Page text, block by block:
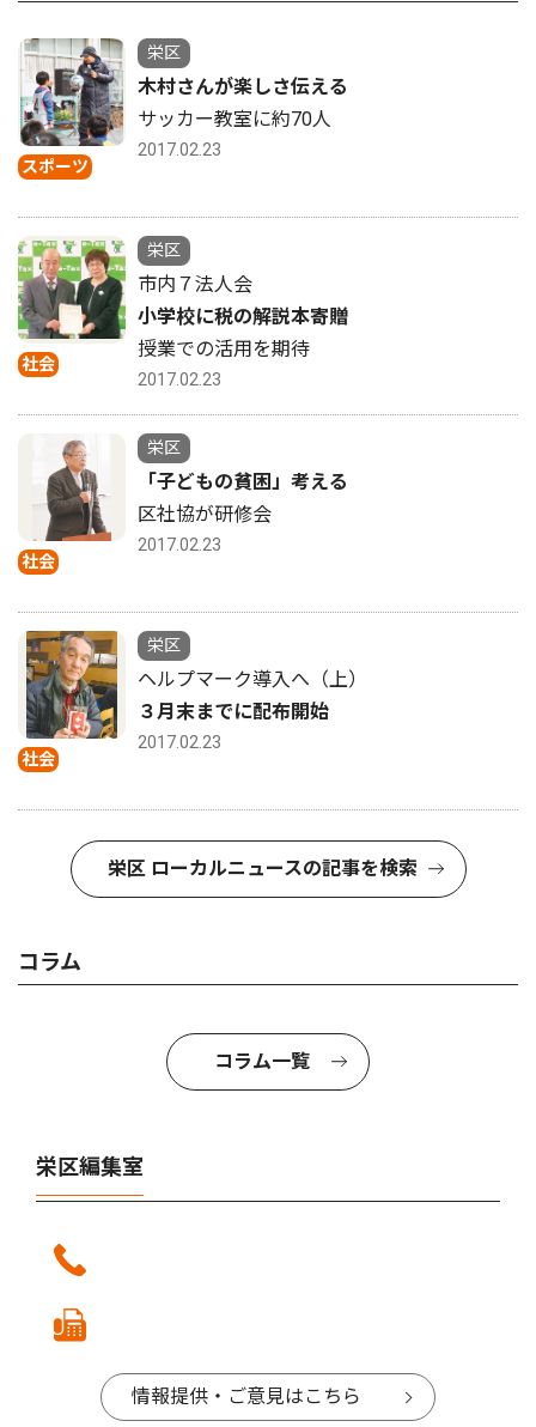
スポーツ
栄区
木村さんが楽しさ伝える
サッカー教室に約70人
2017.02.23
社会
栄区
市内７法人会
小学校に税の解説本寄贈
授業での活用を期待
2017.02.23
社会
栄区
「子どもの貧困」考える
区社協が研修会
2017.02.23
社会
栄区
ヘルプマーク導入へ（上）
３月末までに配布開始
2017.02.23
栄区 ローカルニュースの記事を検索
コラム
コラム一覧
栄区編集室
情報提供・ご意見はこちら